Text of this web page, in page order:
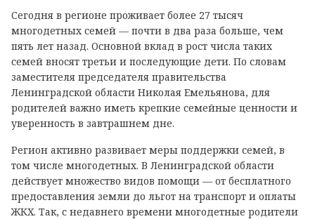
Сегодня в регионе проживает более 27 тысяч
многодетных семей — почти в два раза больше, чем
пять лет назад. Основной вклад в рост числа таких
семей вносят третьи и последующие дети. По словам
заместителя председателя правительства
Ленинградской области Николая Емельянова, для
родителей важно иметь крепкие семейные ценности и
уверенность в завтрашнем дне.
Регион активно развивает меры поддержки семей, в
том числе многодетных. В Ленинградской области
действует множество видов помощи — от бесплатного
предоставления земли до льгот на транспорт и оплаты
ЖКХ. Так, с недавнего времени многодетные родители